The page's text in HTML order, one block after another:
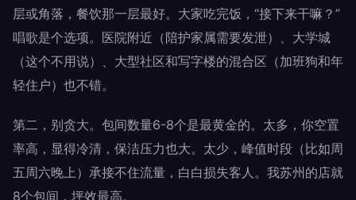
层或角落，餐饮那一层最好。大家吃完饭，“接下来干嘛？”
唱歌是个选项。医院附近（陪护家属需要发泄）、大学城
（这个不用说）、大型社区和写字楼的混合区（加班狗和年
轻住户）也不错。
第二，别贪大。包间数量6-8个是最黄金的。太多，你空置
率高，显得冷清，保洁压力也大。太少，峰值时段（比如周
五周六晚上）承接不住流量，白白损失客人。我苏州的店就
8个包间，坪效最高。